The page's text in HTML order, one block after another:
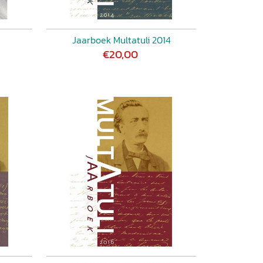
Jaarboek Multatuli 2014
€20,00